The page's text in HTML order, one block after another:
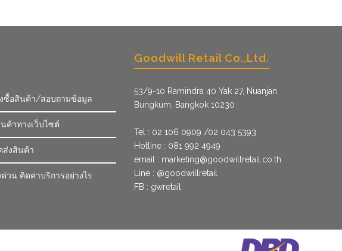
ซื้อสินค้า/สอบถามข้อมูล
ค้าทางเว็บไซต์
ส่งสินค้า
วน คิดค่าบริการอย่างไร
Goodwill Retail Co.,Ltd.
53/9­-10 Ramindra 40 Yak 27, Nuanjan
Bungkum, Bangkok 10230
Tel : 02 106 0909 /02 043 5393
Hotline : 081 992 4949
email : marketing@goodwillretail.co.th
Line : @goodwillretail
FB : gwretail